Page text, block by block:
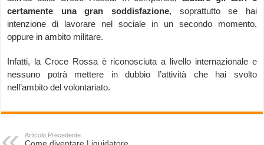
certamente una gran soddisfazione, soprattutto se hai
intenzione di lavorare nel sociale in un secondo momento,
oppure in ambito militare.
Infatti, la Croce Rossa è riconosciuta a livello internazionale e
nessuno potrà mettere in dubbio l’attività che hai svolto
nell’ambito del volontariato.
Articolo Precedente